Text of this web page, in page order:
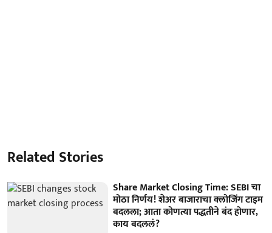
Related Stories
Share Market Closing Time: SEBI चा
मोठा निर्णय! शेअर बाजाराचा क्लोजिंग टाइम
बदलला; आता कोणत्या पद्धतीने बंद होणार,
काय बदललं?